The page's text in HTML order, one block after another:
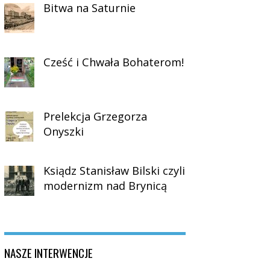
Bitwa na Saturnie
Cześć i Chwała Bohaterom!
Prelekcja Grzegorza
Onyszki
Ksiądz Stanisław Bilski czyli
modernizm nad Brynicą
NASZE INTERWENCJE